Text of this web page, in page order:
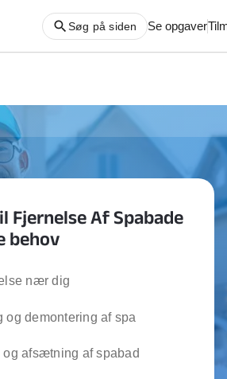
af haveaffald
af storskrald
af køkken
Søg på siden Se opgaver
Fjernelse Af Spabade
behov
nær dig
og demontering af spa
og afsætning af spabad